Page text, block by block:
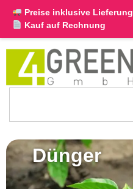
Preise inklusive Lieferung
Kauf auf Rechnung
Dünger